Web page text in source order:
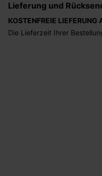
Lieferung und
KOSTENFREIE LIEFERUNG
Die Lieferzeit Ihrer